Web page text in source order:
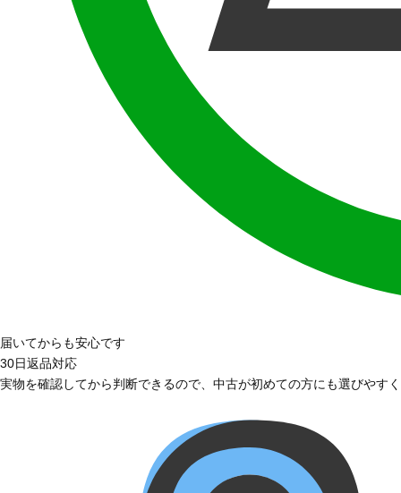
届いてからも安心です
30日返品対応
実物を確認してから判断できるので、中古が初めての方にも選びやす